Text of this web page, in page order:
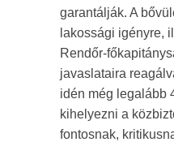
garantálják. A
lakossági igényre,
Rendőr-
javaslataira
idén még legalább
kihelyezni a
fontosnak,